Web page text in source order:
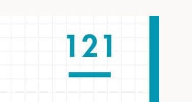
運営会社
ファミリーオフィスとは
メールマガジン登録